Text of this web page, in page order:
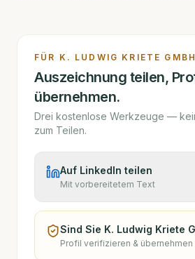
FÜR K. LUDWIG KRIETE GMBH
Auszeichnung teilen,
übernehmen.
Drei kostenlose Werkzeuge —
zum Teilen.
Auf LinkedIn teilen
Mit vorbereitetem Text
Sind Sie K. Ludwig Kriete
Profil verifizieren & übernehmen